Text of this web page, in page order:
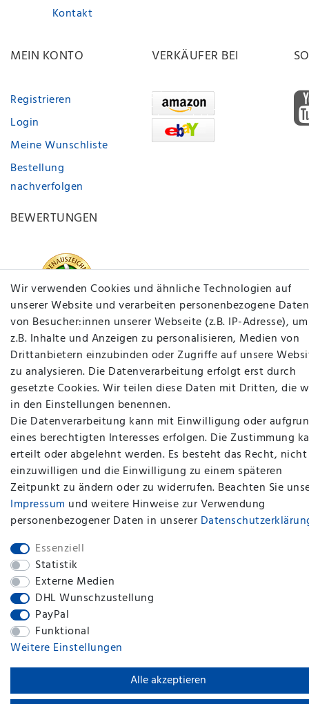
Kontakt
MEIN KONTO
Registrieren
Login
Meine Wunschliste
Bestellung
nachverfolgen
VERKÄUFER BEI
BEWERTUNGEN
Wir verwenden Cookies und ähnliche Technologien auf
unserer Website und verarbeiten personenbezogene Daten
von Besucher:innen unserer Webseite (z.B. IP-Adresse), um
z.B. Inhalte und Anzeigen zu personalisieren, Medien von
Drittanbietern einzubinden oder Zugriffe auf unsere
zu analysieren. Die Datenverarbeitung erfolgt erst durch
gesetzte Cookies. Wir teilen diese Daten mit Dritten, die
in den Einstellungen benennen.
Die Datenverarbeitung kann mit Einwilligung oder
eines berechtigten Interesses erfolgen. Die Zustimmung
erteilt oder abgelehnt werden. Es besteht das Recht, nicht
einzuwilligen und die Einwilligung zu einem späteren
Zeitpunkt zu ändern oder zu widerrufen. Beachten Sie
Impressum und weitere Hinweise zur Verwendung
personenbezogener Daten in unserer
Essenziell
Statistik
Externe Medien
DHL Wunschzustellung
PayPal
Funktional
Weitere Einstellungen
Alle akzeptieren
plentymarkets Template von Plenty Lions